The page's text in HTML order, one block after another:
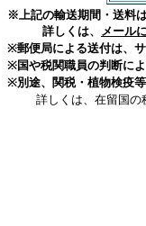
※上記の輸送期間・送料
詳しくは、 メール
※郵便局による送付は、
※国や税関職員の判断に
※別途、関税・植物検疫
詳しくは、在留国の